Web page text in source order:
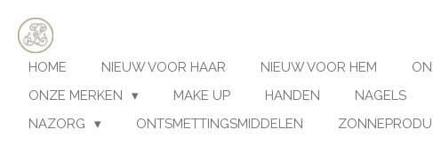
Ga
direct
naar
hoofdinhoud
HOME NIEUW VOOR HAAR NIEUW VOOR HEM
ONZE MERKEN
MAKE UP HANDEN NAGELS
NAZORG
ONTSMETTINGSMIDDELEN